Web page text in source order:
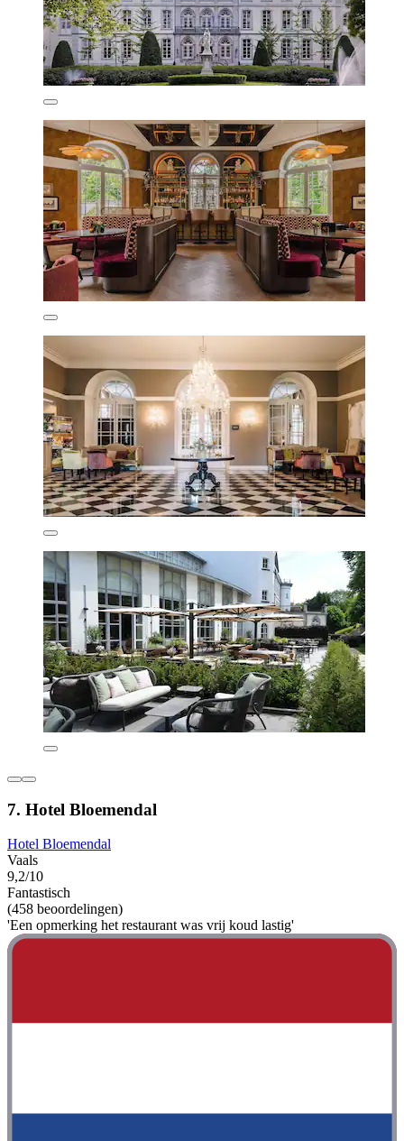
7. Hotel Bloemendal
Hotel Bloemendal
Vaals
9,2/10
Fantastisch
(458 beoordelingen)
'Een opmerking het restaurant was vrij koud lastig'